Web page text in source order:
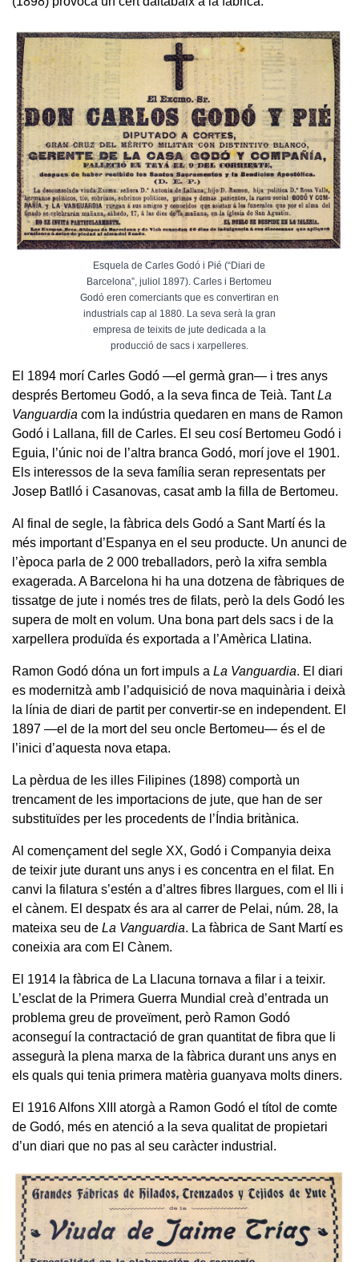
Esquela de Carles Godó i Pié (“Diari de
Barcelona”, juliol 1897). Carles i Bertomeu
Godó eren comerciants que es convertiran en
industrials cap al 1880. La seva serà la gran
empresa de teixits de jute dedicada a la
producció de sacs i xarpelleres.
El 1894 morí Carles Godó —el germà gran— i tres anys
després Bertomeu Godó, a la seva finca de Teià. TantLa
Vanguardia com la indústria quedaren en mans de Ramon
Godó i Lallana, fill de Carles. El seu cosí Bertomeu Godó i
Eguia, l’únic noi de l’altra branca Godó, morí jove el 1901.
Els interessos de la seva família seran representats per
Josep Batlló i Casanovas, casat amb la filla de Bertomeu.
Al final de segle, la fàbrica dels Godó a Sant Martí és la
més important d’Espanya en el seu producte. Un anunci de
l’època parla de 2 000 treballadors, però la xifra sembla
exagerada. A Barcelona hi ha una dotzena de fàbriques de
tissatge de jute i només tres de filats, però la dels Godó les
supera de molt en volum. Una bona part dels sacs i de la
xarpellera produïda és exportada a l’Amèrica Llatina.
Ramon Godó dóna un fort impuls a La Vanguardia. El diari
es modernitzà amb l’adquisició de nova maquinària i deixà
la línia de diari de partit per convertir-se en independent. El
1897 —el de la mort del seu oncle Bertomeu— és el de
l’inici d’aquesta nova etapa.
La pèrdua de les illes Filipines (1898) comportà un
trencament de les importacions de jute, que han de ser
substituïdes per les procedents de l’Índia britànica.
Al començament del segle XX, Godó i Companyia deixa
de teixir jute durant uns anys i es concentra en el filat. En
canvi la filatura s’estén a d’altres fibres llargues, com el lli i
el cànem. El despatx és ara al carrer de Pelai, núm. 28, la
mateixa seu de La Vanguardia. La fàbrica de Sant Martí es
coneixia ara com El Cànem.
El 1914 la fàbrica de La Llacuna tornava a filar i a teixir.
L’esclat de la Primera Guerra Mundial creà d’entrada un
problema greu de proveïment, però Ramon Godó
aconseguí la contractació de gran quantitat de fibra que li
assegurà la plena marxa de la fàbrica durant uns anys en
els quals qui tenia primera matèria guanyava molts diners.
El 1916 Alfons XIII atorgà a Ramon Godó el títol de comte
de Godó, més en atenció a la seva qualitat de propietari
d’un diari que no pas al seu caràcter industrial.